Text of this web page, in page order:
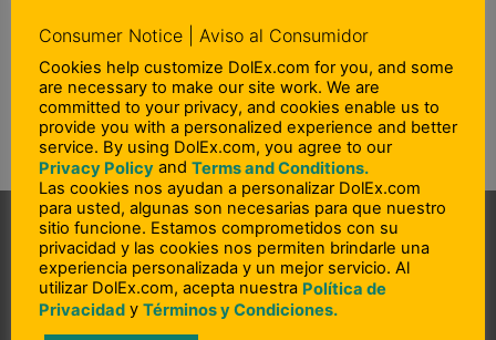
Consumer Notice | Aviso al Consumidor
Cookies help customize DolEx.com for you, and some
are necessary to make our site work. We are
committed to your privacy, and cookies enable us to
provide you with a personalized experience and better
service. By using DolEx.com, you agree to our
Privacy Policy and Terms and Conditions.
Las cookies nos ayudan a personalizar DolEx.com
para usted, algunas son necesarias para que nuestro
sitio funcione. Estamos comprometidos con su
privacidad y las cookies nos permiten brindarle una
experiencia personalizada y un mejor servicio. Al
utilizar DolEx.com, acepta nuestra Política de
Privacidad y Términos y Condiciones.